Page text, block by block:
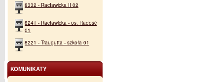
8332 - Racławicka II 02
8241 - Racławicka - os. Radość
01
8221 - Traugutta - szkoła 01
KOMUNIKATY